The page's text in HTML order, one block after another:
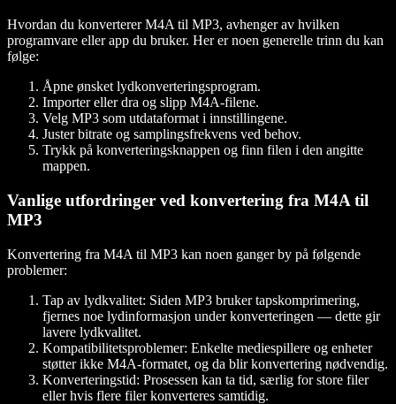
Hvordan du konverterer M4A til MP3, avhenger av hvilken
programvare eller app du bruker. Her er noen generelle trinn du kan
følge:
Åpne ønsket lydkonverteringsprogram.
Importer eller dra og slipp M4A-filene.
Velg MP3 som utdataformat i innstillingene.
Juster bitrate og samplingsfrekvens ved behov.
Trykk på konverteringsknappen og finn filen i den angitte
mappen.
Vanlige utfordringer ved konvertering fra M4A til
MP3
Konvertering fra M4A til MP3 kan noen ganger by på følgende
problemer:
Tap av lydkvalitet: Siden MP3 bruker tapskomprimering,
fjernes noe lydinformasjon under konverteringen — dette gir
lavere lydkvalitet.
Kompatibilitetsproblemer: Enkelte mediespillere og enheter
støtter ikke M4A-formatet, og da blir konvertering nødvendig.
Konverteringstid: Prosessen kan ta tid, særlig for store filer
eller hvis flere filer konverteres samtidig.